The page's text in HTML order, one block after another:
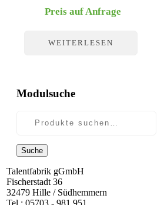
Preis auf Anfrage
WEITERLESEN
Modulsuche
Suche
Talentfabrik gGmbH
Fischerstadt 36
32479 Hille / Südhemmern